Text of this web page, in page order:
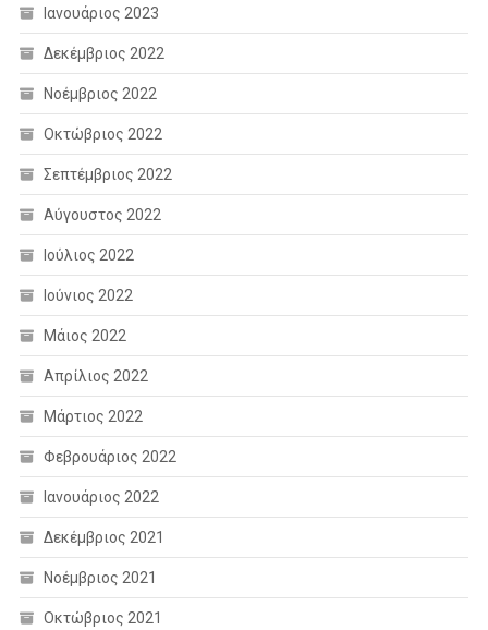
Ιανουάριος 2023
Δεκέμβριος 2022
Νοέμβριος 2022
Οκτώβριος 2022
Σεπτέμβριος 2022
Αύγουστος 2022
Ιούλιος 2022
Ιούνιος 2022
Μάιος 2022
Απρίλιος 2022
Μάρτιος 2022
Φεβρουάριος 2022
Ιανουάριος 2022
Δεκέμβριος 2021
Νοέμβριος 2021
Οκτώβριος 2021